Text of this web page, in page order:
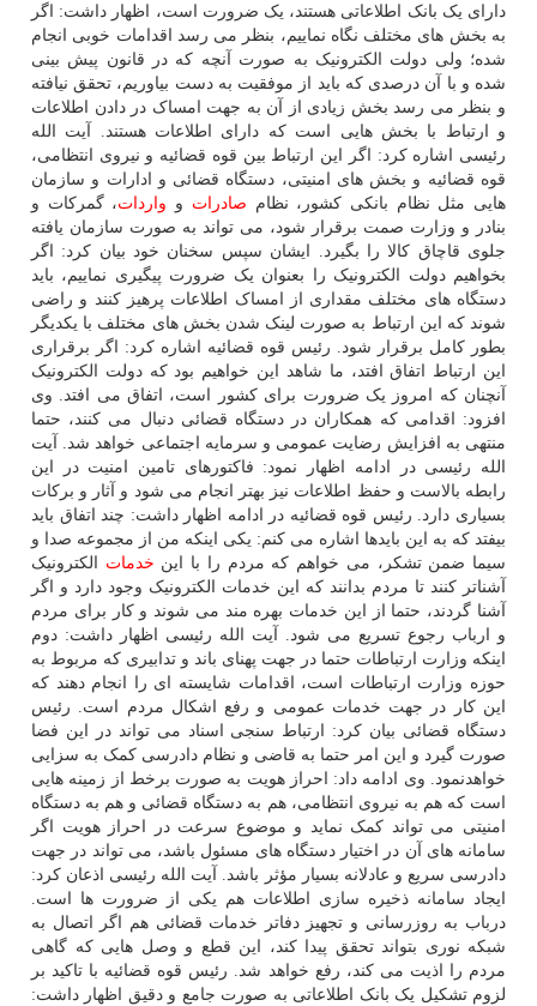
دارای یک بانک اطلاعاتی هستند، یک ضرورت است، اظهار داشت: اگر
به بخش های مختلف نگاه نماییم، بنظر می رسد اقدامات خوبی انجام
شده؛ ولی دولت الکترونیک به صورت آنچه که در قانون پیش بینی
شده و با آن درصدی که باید از موفقیت به دست بیاوریم، تحقق نیافته
و بنظر می رسد بخش زیادی از آن به جهت امساک در دادن اطلاعات
و ارتباط با بخش هایی است که دارای اطلاعات هستند. آیت الله
رئیسی اشاره کرد: اگر این ارتباط بین قوه قضائیه و نیروی انتظامی،
قوه قضائیه و بخش های امنیتی، دستگاه قضائی و ادارات و سازمان
هایی مثل نظام بانکی کشور، نظام صادرات و واردات، گمرکات و
بنادر و وزارت صمت برقرار شود، می تواند به صورت سازمان یافته
جلوی قاچاق کالا را بگیرد. ایشان سپس سخنان خود بیان کرد: اگر
بخواهیم دولت الکترونیک را بعنوان یک ضرورت پیگیری نماییم، باید
دستگاه های مختلف مقداری از امساک اطلاعات پرهیز کنند و راضی
شوند که این ارتباط به صورت لینک شدن بخش های مختلف با یکدیگر
بطور کامل برقرار شود. رئیس قوه قضائیه اشاره کرد: اگر برقراری
این ارتباط اتفاق افتد، ما شاهد این خواهیم بود که دولت الکترونیک
آنچنان که امروز یک ضرورت برای کشور است، اتفاق می افتد. وی
افزود: اقدامی که همکاران در دستگاه قضائی دنبال می کنند، حتما
منتهی به افزایش رضایت عمومی و سرمایه اجتماعی خواهد شد. آیت
الله رئیسی در ادامه اظهار نمود: فاکتورهای تامین امنیت در این
رابطه بالاست و حفظ اطلاعات نیز بهتر انجام می شود و آثار و برکات
بسیاری دارد. رئیس قوه قضائیه در ادامه اظهار داشت: چند اتفاق باید
بیفتد که به این بایدها اشاره می کنم: یکی اینکه من از مجموعه صدا و
سیما ضمن تشکر، می خواهم که مردم را با این خدمات الکترونیک
آشناتر کنند تا مردم بدانند که این خدمات الکترونیک وجود دارد و اگر
آشنا گردند، حتما از این خدمات بهره مند می شوند و کار برای مردم
و ارباب رجوع تسریع می شود. آیت الله رئیسی اظهار داشت: دوم
اینکه وزارت ارتباطات حتما در جهت پهنای باند و تدابیری که مربوط به
حوزه وزارت ارتباطات است، اقدامات شایسته ای را انجام دهند که
این کار در جهت خدمات عمومی و رفع اشکال مردم است. رئیس
دستگاه قضائی بیان کرد: ارتباط سنجی اسناد می تواند در این فضا
صورت گیرد و این امر حتما به قاضی و نظام دادرسی کمک به سزایی
خواهدنمود. وی ادامه داد: احراز هویت به صورت برخط از زمینه هایی
است که هم به نیروی انتظامی، هم به دستگاه قضائی و هم به دستگاه
امنیتی می تواند کمک نماید و موضوع سرعت در احراز هویت اگر
سامانه های آن در اختیار دستگاه های مسئول باشد، می تواند در جهت
دادرسی سریع و عادلانه بسیار مؤثر باشد. آیت الله رئیسی اذعان کرد:
ایجاد سامانه ذخیره سازی اطلاعات هم یکی از ضرورت ها است.
درباب به روزرسانی و تجهیز دفاتر خدمات قضائی هم اگر اتصال به
شبکه نوری بتواند تحقق پیدا کند، این قطع و وصل هایی که گاهی
مردم را اذیت می کند، رفع خواهد شد. رئیس قوه قضائیه با تاکید بر
لزوم تشکیل یک بانک اطلاعاتی به صورت جامع و دقیق اظهار داشت: